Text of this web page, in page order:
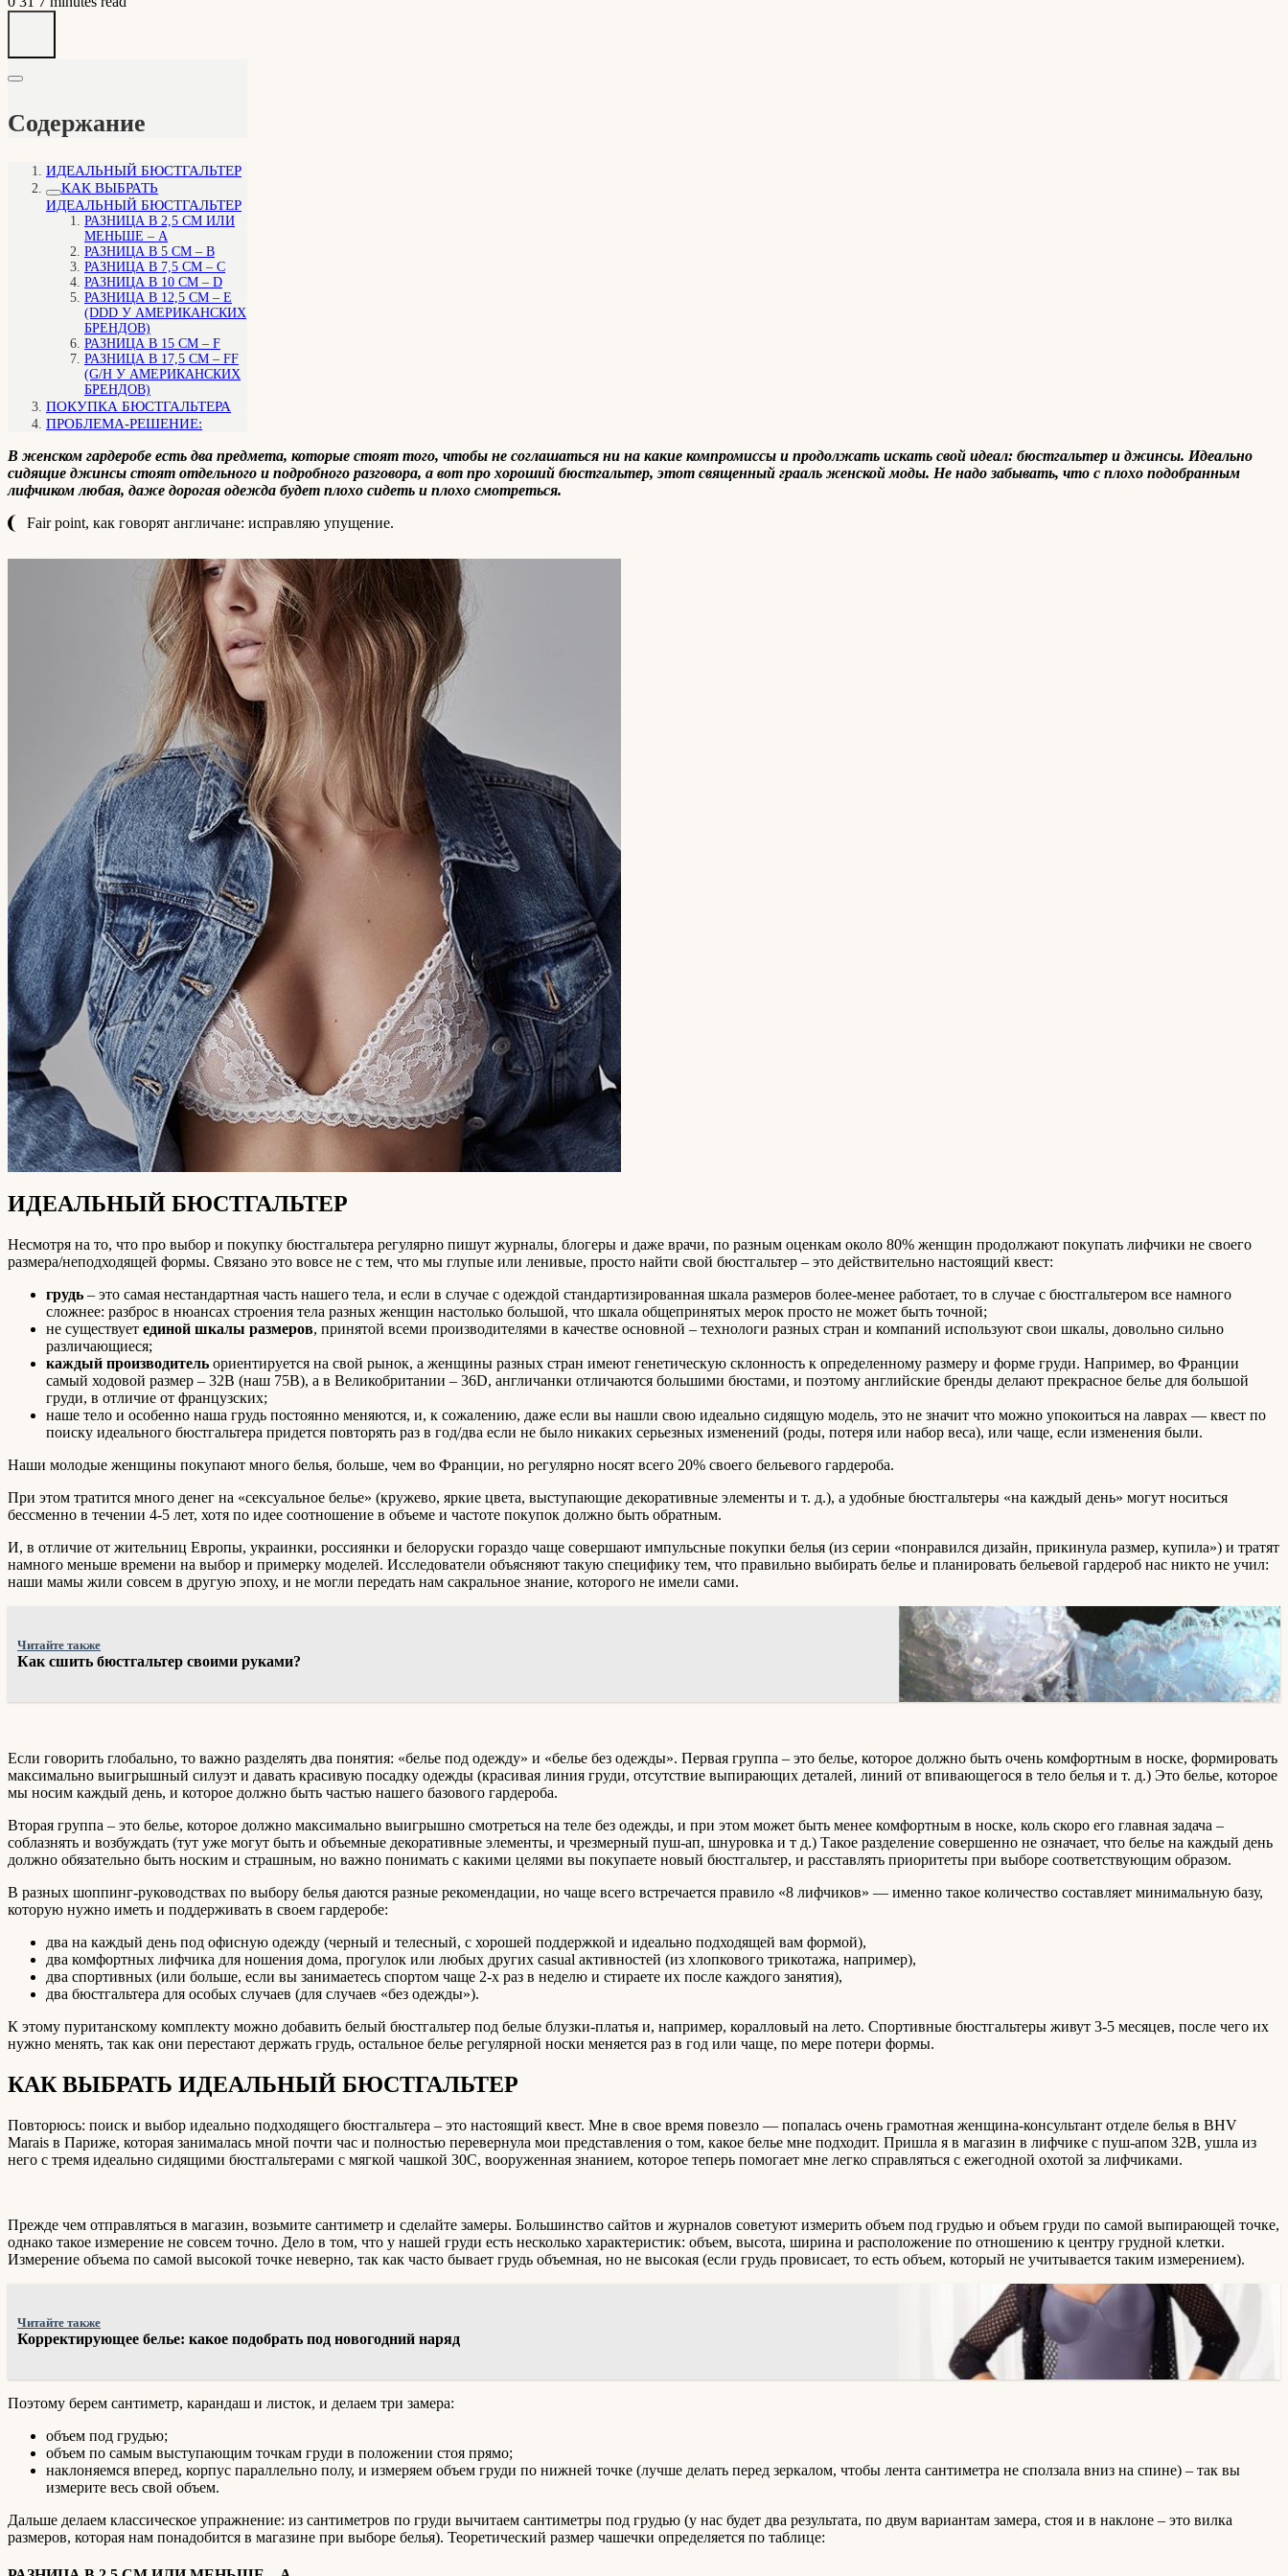
Содержание
ИДЕАЛЬНЫЙ БЮСТГАЛЬТЕР
КАК ВЫБРАТЬ
ИДЕАЛЬНЫЙ БЮСТГАЛЬТЕР
РАЗНИЦА В 2,5 СМ ИЛИ
МЕНЬШЕ – А
РАЗНИЦА В 5 СМ – В
РАЗНИЦА В 7,5 СМ – С
РАЗНИЦА В 10 СМ – D
РАЗНИЦА В 12,5 СМ – Е
(DDD У АМЕРИКАНСКИХ
БРЕНДОВ)
РАЗНИЦА В 15 СМ – F
РАЗНИЦА В 17,5 СМ – FF
(G/H У АМЕРИКАНСКИХ
БРЕНДОВ)
ПОКУПКА БЮСТГАЛЬТЕРА
ПРОБЛЕМА-РЕШЕНИЕ:
В женском гардеробе есть два предмета, которые стоят того, чтобы не соглашаться ни на какие компромиссы и продолжать искать свой идеал: бюстгальтер и джинсы. Идеально
сидящие джинсы стоят отдельного и подробного разговора, а вот про хороший бюстгальтер, этот священный грааль женской моды. Не надо забывать, что с плохо подобранным
лифчиком любая, даже дорогая одежда будет плохо сидеть и плохо смотреться.
Fair point, как говорят англичане: исправляю упущение.
ИДЕАЛЬНЫЙ БЮСТГАЛЬТЕР
Несмотря на то, что про выбор и покупку бюстгальтера регулярно пишут журналы, блогеры и даже врачи, по разным оценкам около 80% женщин продолжают покупать лифчики не своего
размера/неподходящей формы. Связано это вовсе не с тем, что мы глупые или ленивые, просто найти свой бюстгальтер – это действительно настоящий квест:
грудь – это самая нестандартная часть нашего тела, и если в случае с одеждой стандартизированная шкала размеров более-менее работает, то в случае с бюстгальтером все намного
сложнее: разброс в нюансах строения тела разных женщин настолько большой, что шкала общепринятых мерок просто не может быть точной;
не существует единой шкалы размеров, принятой всеми производителями в качестве основной – технологи разных стран и компаний используют свои шкалы, довольно сильно
различающиеся;
каждый производитель ориентируется на свой рынок, а женщины разных стран имеют генетическую склонность к определенному размеру и форме груди. Например, во Франции
самый ходовой размер – 32B (наш 75B), а в Великобритании – 36D, англичанки отличаются большими бюстами, и поэтому английские бренды делают прекрасное белье для большой
груди, в отличие от французских;
наше тело и особенно наша грудь постоянно меняются, и, к сожалению, даже если вы нашли свою идеально сидящую модель, это не значит что можно упокоиться на лаврах — квест по
поиску идеального бюстгальтера придется повторять раз в год/два если не было никаких серьезных изменений (роды, потеря или набор веса), или чаще, если изменения были.
Наши молодые женщины покупают много белья, больше, чем во Франции, но регулярно носят всего 20% своего бельевого гардероба.
При этом тратится много денег на «сексуальное белье» (кружево, яркие цвета, выступающие декоративные элементы и т. д.), а удобные бюстгальтеры «на каждый день» могут носиться
бессменно в течении 4-5 лет, хотя по идее соотношение в объеме и частоте покупок должно быть обратным.
И, в отличие от жительниц Европы, украинки, россиянки и белоруски гораздо чаще совершают импульсные покупки белья (из серии «понравился дизайн, прикинула размер, купила») и тратят
намного меньше времени на выбор и примерку моделей. Исследователи объясняют такую специфику тем, что правильно выбирать белье и планировать бельевой гардероб нас никто не учил:
наши мамы жили совсем в другую эпоху, и не могли передать нам сакральное знание, которого не имели сами.
Читайте также
Как сшить бюстгальтер своими руками?
Если говорить глобально, то важно разделять два понятия: «белье под одежду» и «белье без одежды». Первая группа – это белье, которое должно быть очень комфортным в носке, формировать
максимально выигрышный силуэт и давать красивую посадку одежды (красивая линия груди, отсутствие выпирающих деталей, линий от впивающегося в тело белья и т. д.) Это белье, которое
мы носим каждый день, и которое должно быть частью нашего базового гардероба.
Вторая группа – это белье, которое должно максимально выигрышно смотреться на теле без одежды, и при этом может быть менее комфортным в носке, коль скоро его главная задача –
соблазнять и возбуждать (тут уже могут быть и объемные декоративные элементы, и чрезмерный пуш-ап, шнуровка и т д.) Такое разделение совершенно не означает, что белье на каждый день
должно обязательно быть носким и страшным, но важно понимать с какими целями вы покупаете новый бюстгальтер, и расставлять приоритеты при выборе соответствующим образом.
В разных шоппинг-руководствах по выбору белья даются разные рекомендации, но чаще всего встречается правило «8 лифчиков» — именно такое количество составляет минимальную базу,
которую нужно иметь и поддерживать в своем гардеробе:
два на каждый день под офисную одежду (черный и телесный, с хорошей поддержкой и идеально подходящей вам формой),
два комфортных лифчика для ношения дома, прогулок или любых других casual активностей (из хлопкового трикотажа, например),
два спортивных (или больше, если вы занимаетесь спортом чаще 2-х раз в неделю и стираете их после каждого занятия),
два бюстгальтера для особых случаев (для случаев «без одежды»).
К этому пуританскому комплекту можно добавить белый бюстгальтер под белые блузки-платья и, например, коралловый на лето. Спортивные бюстгальтеры живут 3-5 месяцев, после чего их
нужно менять, так как они перестают держать грудь, остальное белье регулярной носки меняется раз в год или чаще, по мере потери формы.
КАК ВЫБРАТЬ ИДЕАЛЬНЫЙ БЮСТГАЛЬТЕР
Повторюсь: поиск и выбор идеально подходящего бюстгальтера – это настоящий квест. Мне в свое время повезло — попалась очень грамотная женщина-консультант отделе белья в BHV
Marais в Париже, которая занималась мной почти час и полностью перевернула мои представления о том, какое белье мне подходит. Пришла я в магазин в лифчике с пуш-апом 32B, ушла из
него с тремя идеально сидящими бюстгальтерами с мягкой чашкой 30С, вооруженная знанием, которое теперь помогает мне легко справляться с ежегодной охотой за лифчиками.
Прежде чем отправляться в магазин, возьмите сантиметр и сделайте замеры. Большинство сайтов и журналов советуют измерить объем под грудью и объем груди по самой выпирающей точке,
однако такое измерение не совсем точно. Дело в том, что у нашей груди есть несколько характеристик: объем, высота, ширина и расположение по отношению к центру грудной клетки.
Измерение объема по самой высокой точке неверно, так как часто бывает грудь объемная, но не высокая (если грудь провисает, то есть объем, который не учитывается таким измерением).
Читайте также
Корректирующее белье: какое подобрать под новогодний наряд
Поэтому берем сантиметр, карандаш и листок, и делаем три замера:
объем под грудью;
объем по самым выступающим точкам груди в положении стоя прямо;
наклоняемся вперед, корпус параллельно полу, и измеряем объем груди по нижней точке (лучше делать перед зеркалом, чтобы лента сантиметра не сползала вниз на спине) – так вы
измерите весь свой объем.
Дальше делаем классическое упражнение: из сантиметров по груди вычитаем сантиметры под грудью (у нас будет два результата, по двум вариантам замера, стоя и в наклоне – это вилка
размеров, которая нам понадобится в магазине при выборе белья). Теоретический размер чашечки определяется по таблице: